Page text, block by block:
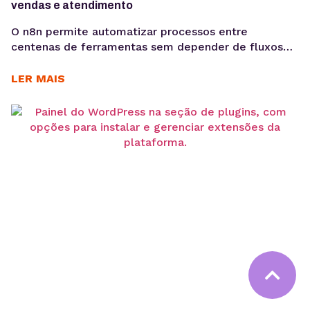
vendas e atendimento
O n8n permite automatizar processos entre
centenas de ferramentas sem depender de fluxos
marketing, vendas, atendimento e desenvolvimento.
rotina de empresas que precisam aumentar a
eficiência operacional, reduzir erros manuais e
integrar sistemas que não se comunicam
LER MAIS